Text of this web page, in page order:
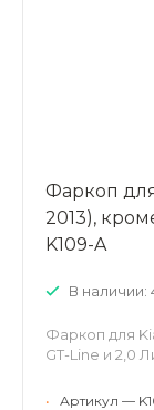
Фаркоп
2013),
K109-A
В наличии:
Фаркоп для
GT-Line и 2,0
•
Артикул —